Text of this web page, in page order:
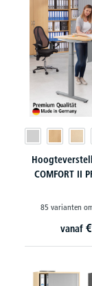
COMFORT II
85 varianten
vanaf €